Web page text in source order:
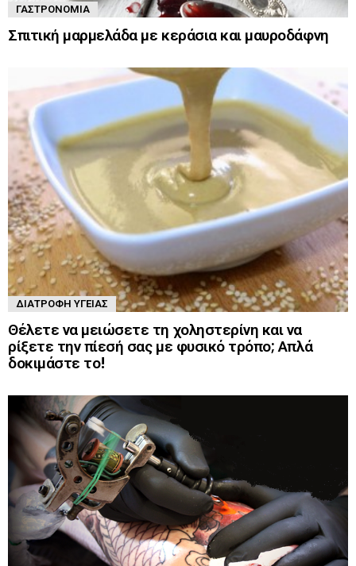
ΓΑΣΤΡΟΝΟΜΊΑ
Σπιτική μαρμελάδα με κεράσια και μαυροδάφνη
ΔΙΑΤΡΟΦΉ ΥΓΕΊΑΣ
Θέλετε να μειώσετε τη χοληστερίνη και να
ρίξετε την πίεσή σας με φυσικό τρόπο; Απλά
δοκιμάστε το!